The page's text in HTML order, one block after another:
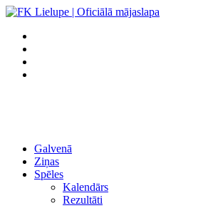
Galvenā
Ziņas
Spēles
Kalendārs
Rezultāti